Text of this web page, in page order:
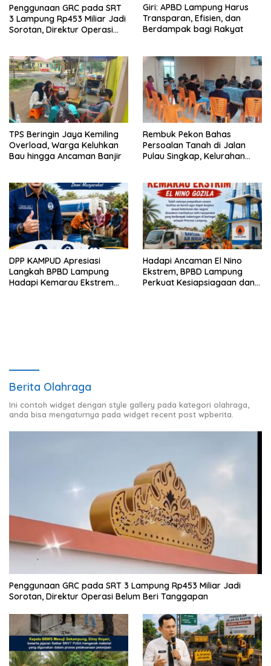
Penggunaan GRC pada SRT
3 Lampung Rp453 Miliar Jadi
Sorotan, Direktur Operasi
Giri: APBD Lampung Harus
Transparan, Efisien, dan
Berdampak bagi Rakyat
TPS Beringin Jaya Kemiling
Overload, Warga Keluhkan
Bau hingga Ancaman Banjir
Rembuk Pekon Bahas
Persoalan Tanah di Jalan
Pulau Singkap, Kelurahan
DPP KAMPUD Apresiasi
Langkah BPBD Lampung
Hadapi Kemarau Ekstrem
Hadapi Ancaman El Nino
Ekstrem, BPBD Lampung
Perkuat Kesiapsiagaan dan
Berita Olahraga
Ini contoh widget dengan style gallery pada kategori olahraga,
anda bisa mengaturnya pada widget recent post wpberita.
Penggunaan GRC pada SRT 3 Lampung Rp453 Miliar Jadi
Sorotan, Direktur Operasi Belum Beri Tanggapan